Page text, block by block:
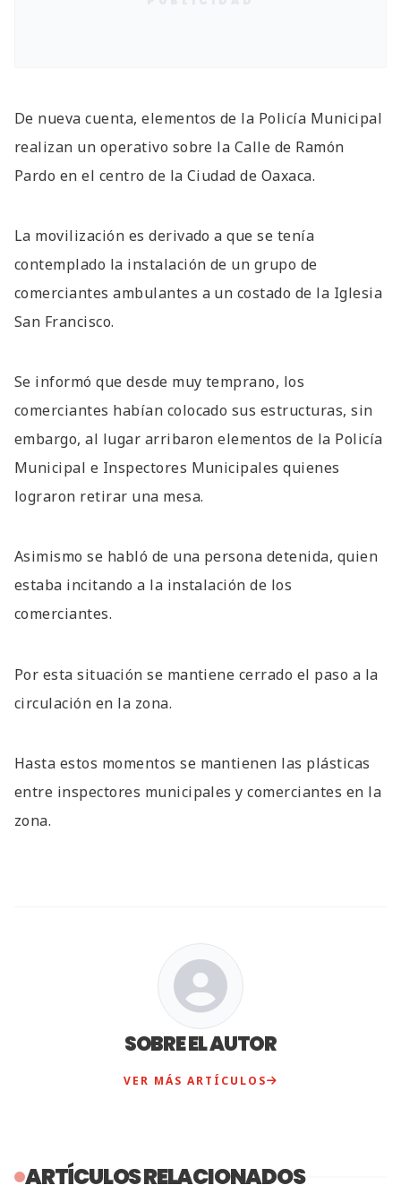
De nueva cuenta, elementos de la Policía Municipal
realizan un operativo sobre la Calle de Ramón
Pardo en el centro de la Ciudad de Oaxaca.
La movilización es derivado a que se tenía
contemplado la instalación de un grupo de
comerciantes ambulantes a un costado de la Iglesia
San Francisco.
Se informó que desde muy temprano, los
comerciantes habían colocado sus estructuras, sin
embargo, al lugar arribaron elementos de la Policía
Municipal e Inspectores Municipales quienes
lograron retirar una mesa.
Asimismo se habló de una persona detenida, quien
estaba incitando a la instalación de los
comerciantes.
Por esta situación se mantiene cerrado el paso a la
circulación en la zona.
Hasta estos momentos se mantienen las plásticas
entre inspectores municipales y comerciantes en la
zona.
SOBRE EL AUTOR
VER MÁS ARTÍCULOS
ARTÍCULOS RELACIONADOS